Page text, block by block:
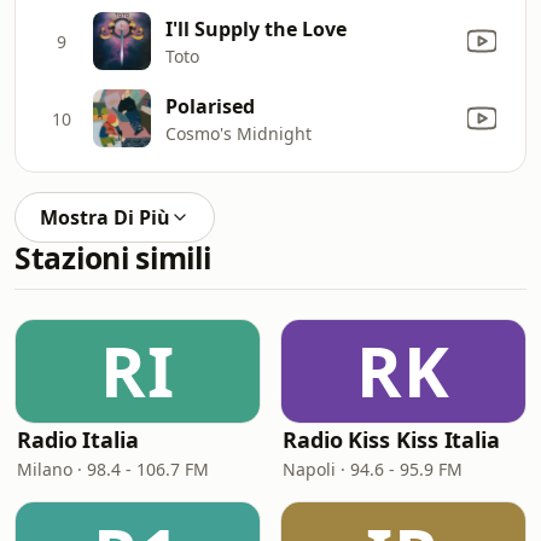
9 I'll Supply the Love
Toto
10 Polarised
Cosmo's Midnight
Mostra Di Più
Stazioni simili
RI
Radio Italia
Milano · 98.4 - 106.7 FM
RK
Radio Kiss Kiss Italia
Napoli · 94.6 - 95.9 FM